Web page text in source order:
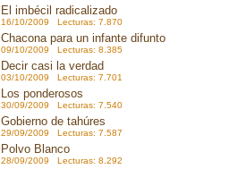
El imbécil radicalizado
16/10/2009 Lecturas: 7.870
Chacona para un infante difunto
09/10/2009 Lecturas: 8.385
Decir casi la verdad
03/10/2009 Lecturas: 7.701
Los ponderosos
30/09/2009 Lecturas: 7.540
Gobierno de tahúres
29/09/2009 Lecturas: 7.587
Polvo Blanco
28/09/2009 Lecturas: 8.292